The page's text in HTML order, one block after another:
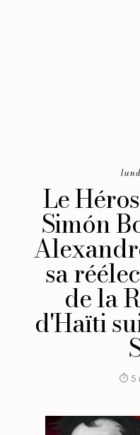
Le
Simón
sa
de la
d'Haïti
⏱ 5